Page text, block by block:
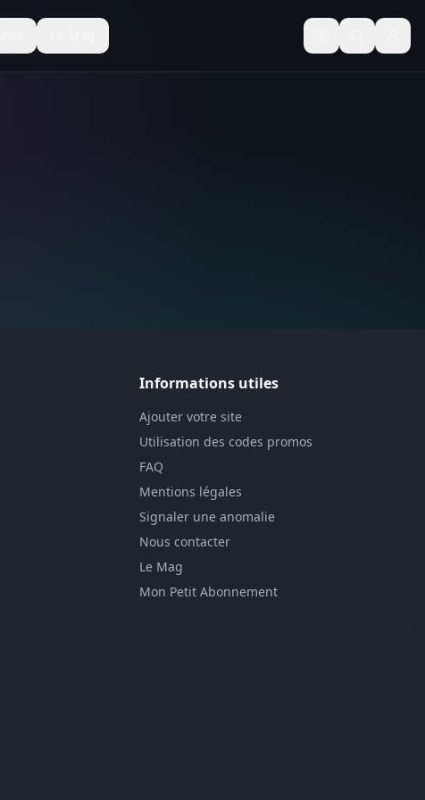
Basculer le
Informations utiles
Ajouter votre site
Utilisation des codes promos
FAQ
Mentions légales
Signaler une anomalie
Nous contacter
Le Mag
Mon Petit Abonnement